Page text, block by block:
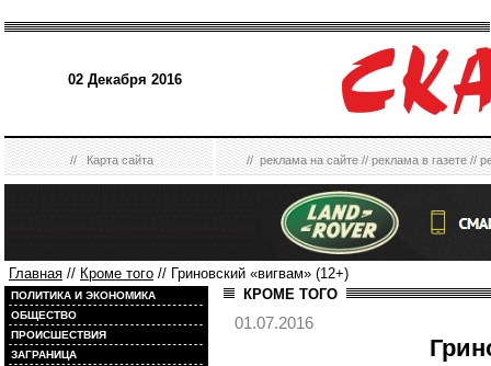
02 Декабря 2016
//Карта сайта //реклама на сайте//реклама в газете//
Главная // Кроме того // Гриновский «вигвам» (12+)
ПОЛИТИКА И ЭКОНОМИКА
ОБЩЕСТВО
ПРОИСШЕСТВИЯ
ЗАГРАНИЦА
КРОМЕ ТОГО
01.07.2016